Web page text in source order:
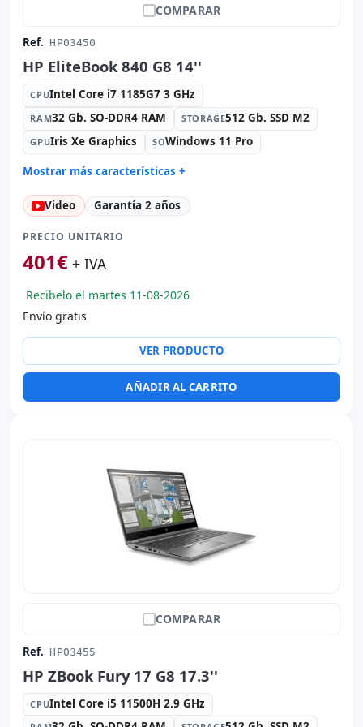
COMPARAR
Ref. HP03450
HP EliteBook 840 G8 14''
CPUIntel Core i7 1185G7 3 GHz
RAM32 Gb. SO-DDR4 RAM STORAGE512 Gb. SSD M2
GPUIris Xe Graphics SOWindows 11 Pro
Mostrar más características +
Connectivity: WIFI · Bluetooth · 4G
Sonido: Bang y Olufsen audio
Puertos: 2x USB-C · 2x USB 3.1
IPS 14 '' FullHD 16:
Multimedia: Webcam · Lector huellas · Lector DNI
Específico portátil:
Otros: Embalaje hR
32x21x2 cm.
Peso: 1.33 Kg.
Video Garantía 2 años
PRECIO UNITARIO
401€ + IVA
Recibelo el martes 11-08-2026
Envío gratis
VER PRODUCTO
AÑADIR AL CARRITO
COMPARAR
Ref. HP03455
HP ZBook Fury 17 G8 17.3''
CPUIntel Core i5 11500H 2.9 GHz